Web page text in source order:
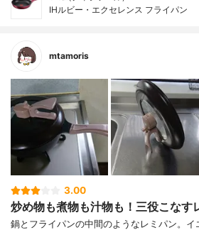
IHルビー・エクセレンス フライパン
mtamoris
3.00
炒め物も煮物も汁物も！三役こなす
鍋とフライパンの中間のようなレミパン。イ